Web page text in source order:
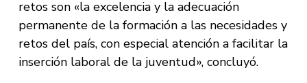
retos son «la excelencia y la adecuación
permanente de la formación a las necesidades y
retos del país, con especial atención a facilitar la
inserción laboral de la juventud», concluyó.